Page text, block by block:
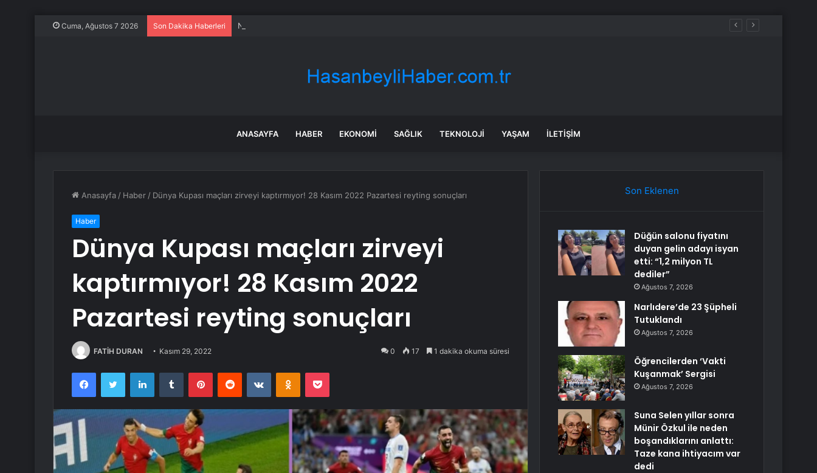
Cuma, Ağustos 7 2026 Son Dakika Haberleri Narlıdere’de 23 Şüpheli Tutuklandı
ANASAYFA HABER EKONOMI SAĞLIK TEKNOLOJI YAŞAM İLETIŞIM
Anasayfa / Haber / Dünya Kupası maçları zirveyi kaptırmıyor! 28 Kasım 2022 Pazartesi reyting sonuçları
Haber
Dünya Kupası maçları zirveyi
kaptırmıyor! 28 Kasım 2022
Pazartesi reyting sonuçları
FATİH DURAN Kasım 29, 2022 0 17 1 dakika okuma süresi
FacebookTwitter LinkedInTumblr PinterestReddit VKontakteOdnoklassniki
Pocket
Son Eklenen
Düğün salonu fiyatını
duyan gelin adayı isyan
etti: “1,2 milyon TL
dediler”
Ağustos 7, 2026
Narlıdere’de 23 Şüpheli
Tutuklandı
Ağustos 7, 2026
Öğrencilerden ‘Vakti
Kuşanmak’ Sergisi
Ağustos 7, 2026
Suna Selen yıllar sonra
Münir Özkul ile neden
boşandıklarını anlattı:
Taze kana ihtiyacım var
dedi